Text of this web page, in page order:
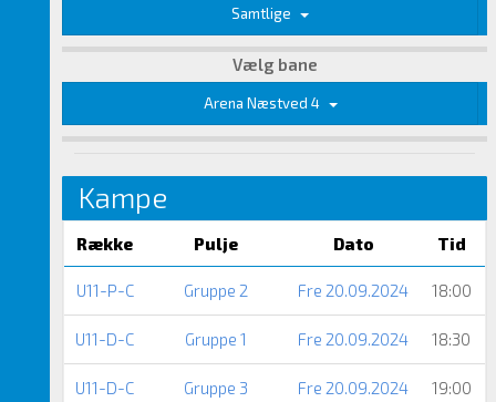
Samtlige
Vælg bane
Arena Næstved 4
Kampe
Række Pulje Dato Tid
U11-P-C Gruppe 2 Fre 20.09.2024 18:00
U11-D-C Gruppe 1 Fre 20.09.2024 18:30
U11-D-C Gruppe 3 Fre 20.09.2024 19:00